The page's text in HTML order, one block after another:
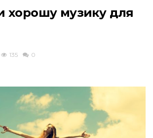
хорошу музику для
135 0